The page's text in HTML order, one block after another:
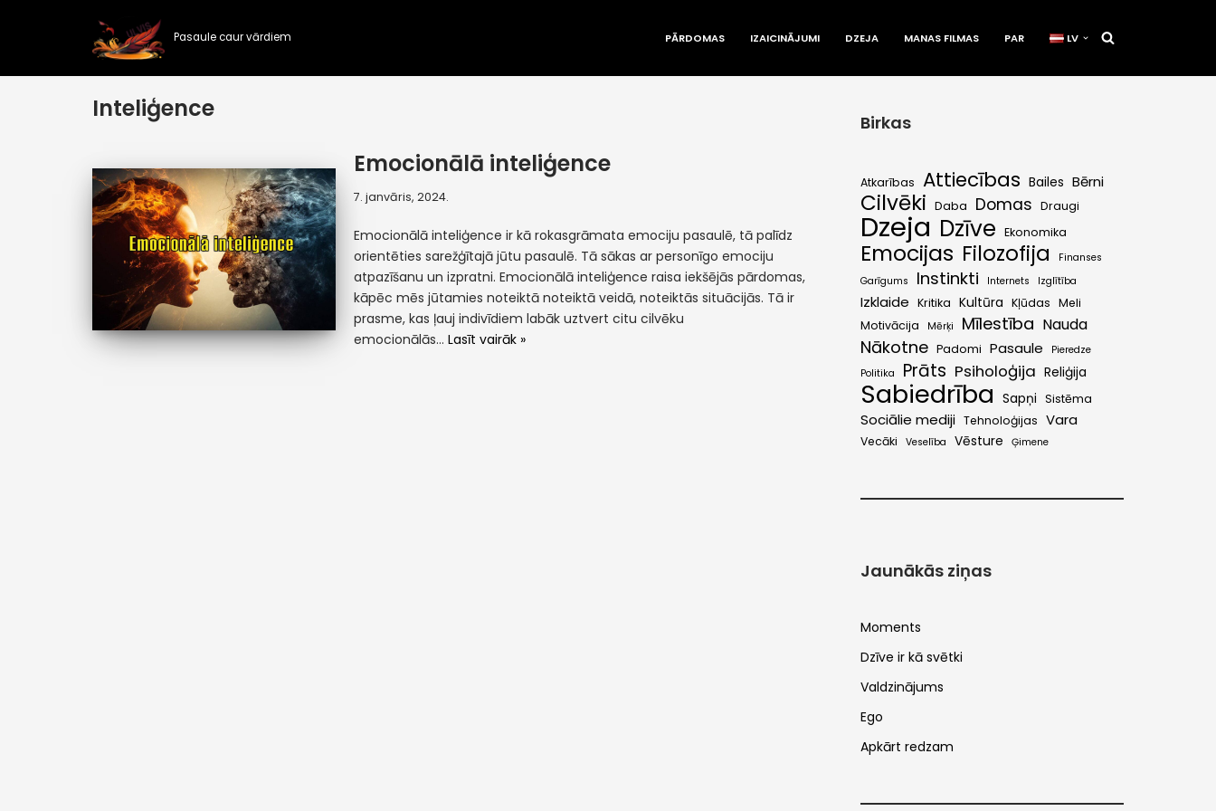
Pasaule caur vārdiem PĀRDOMAS IZAICINĀJUMI DZEJA MANAS FILMAS PAR LV
Inteliģence
Emocionālā inteliģence
7. janvāris, 2024.
Emocionālā inteliģence ir kā rokasgrāmata emociju pasaulē, tā palīdz
orientēties sarežģītajā jūtu pasaulē. Tā sākas ar personīgo emociju
atpazīšanu un izpratni. Emocionālā inteliģence raisa iekšējās pārdomas,
kāpēc mēs jūtamies noteiktā noteiktā veidā, noteiktās situācijās. Tā ir
prasme, kas ļauj indivīdiem labāk uztvert citu cilvēku
emocionālās…Lasīt vairāk »
Birkas
Atkarības Attiecības Bailes Bērni
Cilvēki Daba Domas Draugi
Dzeja Dzīve Ekonomika
Emocijas Filozofija
Finanses
Garīgums
Instinkti Internets Izglītība
Izklaide Kritika Kultūra Kļūdas Meli
Motivācija
Mērķi Mīlestība Nauda
Nākotne Padomi Pasaule
Pieredze
Politika
Prāts Psiholoģija Reliģija
Sabiedrība Sapņi Sistēma
Sociālie mediji Tehnoloģijas Vara
Vecāki Veselība Vēsture Ģimene
Jaunākās ziņas
Moments
Dzīve ir kā svētki
Valdzinājums
Ego
Apkārt redzam